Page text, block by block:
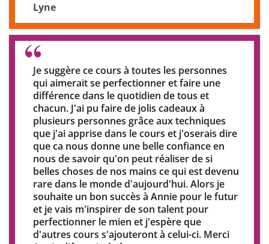
Lyne
Je suggère ce cours à toutes les personnes
qui aimerait se perfectionner et faire une
différence dans le quotidien de tous et
chacun. J'ai pu faire de jolis cadeaux à
plusieurs personnes grâce aux techniques
que j'ai apprise dans le cours et j'oserais dire
que ca nous donne une belle confiance en
nous de savoir qu'on peut réaliser de si
belles choses de nos mains ce qui est devenu
rare dans le monde d'aujourd'hui. Alors je
souhaite un bon succès à Annie pour le futur
et je vais m'inspirer de son talent pour
perfectionner le mien et j'espère que
d'autres cours s'ajouteront à celui-ci. Merci